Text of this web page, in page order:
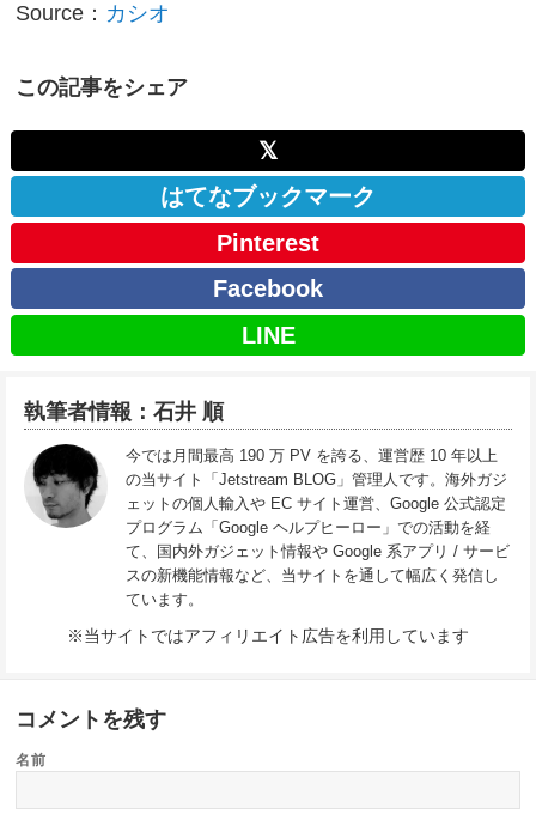
Source： カシオ
この記事をシェア
𝕏
はてなブックマーク
Pinterest
Facebook
LINE
執筆者情報：石井 順
今では月間最高 190 万 PV を誇る、運営歴 10 年以上
の当サイト「Jetstream BLOG」管理人です。海外ガジ
ェットの個人輸入や EC サイト運営、Google 公式認定
プログラム「Google ヘルプヒーロー」での活動を経
て、国内外ガジェット情報や Google 系アプリ / サービ
スの新機能情報など、当サイトを通して幅広く発信し
ています。
※当サイトではアフィリエイト広告を利用しています
コメントを残す
名前